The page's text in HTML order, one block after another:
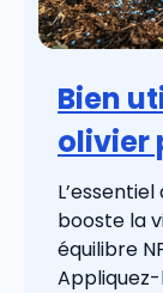
Bien
olivier
booste la
équilibre
Appliquez-